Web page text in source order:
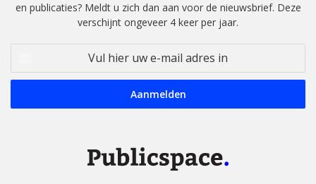
en publicaties? Meldt u zich dan aan voor de nieuwsbrief. Deze
verschijnt ongeveer 4 keer per jaar.
uw
mail